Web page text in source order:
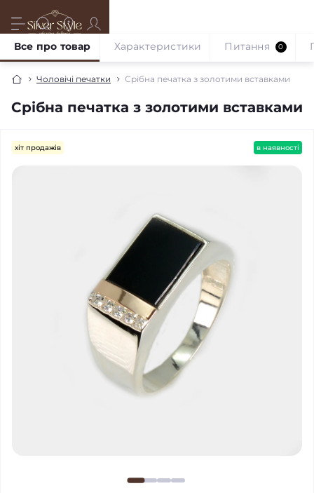
Чоловічі печатки Срібна печатка з золотими вставками
Срібна печатка з золотими вставками
Все про товар Характеристики Питання 0
хіт продажів в наявності